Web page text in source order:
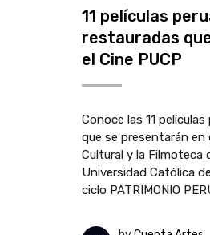
11 películas
restauradas
el Cine PUCP
Conoce las 11
que se presentarán en
Cultural y la Filmoteca
Universidad Católica
ciclo PATRIMONIO